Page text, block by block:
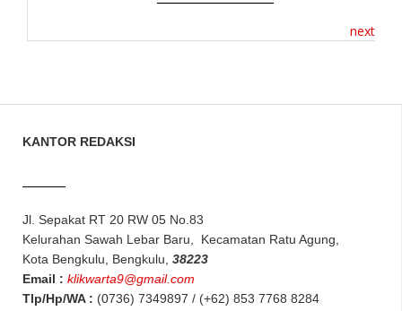
next
KANTOR REDAKSI
Jl. Sepakat RT 20 RW 05 No.83
Kelurahan Sawah Lebar Baru, Kecamatan Ratu Agung,
Kota Bengkulu, Bengkulu, 38223
Email : klikwarta9@gmail.com
Tlp/Hp/WA : (0736) 7349897 / (+62) 853 7768 8284